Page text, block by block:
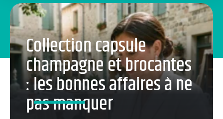
Collection capsule
champagne et brocantes
: les bonnes affaires à ne
pas manquer